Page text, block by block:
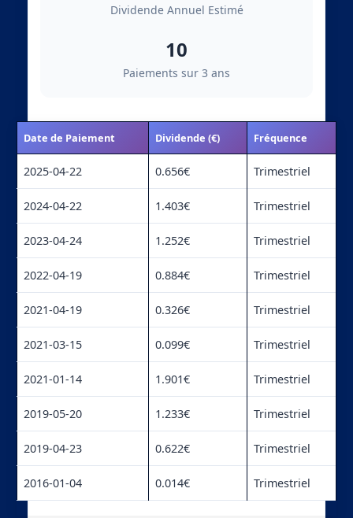
Dividende Annuel Estimé
10
Paiements sur 3 ans
Date de Paiement Dividende (€) Fréquence
2025-04-22 0.656€ Trimestriel
2024-04-22 1.403€ Trimestriel
2023-04-24 1.252€ Trimestriel
2022-04-19 0.884€ Trimestriel
2021-04-19 0.326€ Trimestriel
2021-03-15 0.099€ Trimestriel
2021-01-14 1.901€ Trimestriel
2019-05-20 1.233€ Trimestriel
2019-04-23 0.622€ Trimestriel
2016-01-04 0.014€ Trimestriel